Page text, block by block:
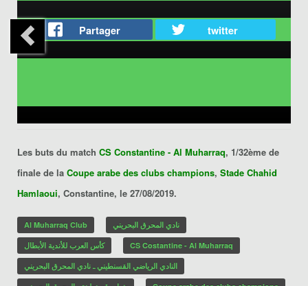
Partager twitter
Les buts du match CS Constantine - Al Muharraq, 1/32ème de
finale de la Coupe arabe des clubs champions, Stade Chahid
Hamlaoui, Constantine, le 27/08/2019.
Al Muharraq Club
نادي المحرق البحريني
كأس العرب للأندية الأبطال
CS Costantine - Al Muharraq
النادي الرياضي القسنطيني ـ نادي المحرق البحريني